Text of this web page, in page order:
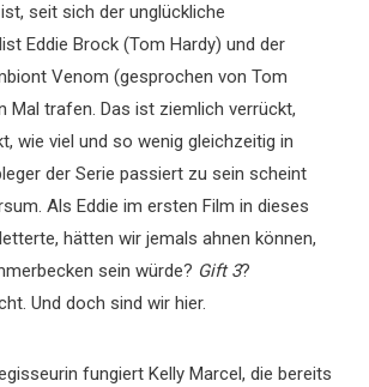
seit sich der unglückliche
Eddie Brock (Tom Hardy) und der
Venom (gesprochen von Tom
Mal trafen. Das ist ziemlich verrückt,
wie viel und so wenig gleichzeitig in
der Serie passiert zu sein scheint
Als Eddie im ersten Film in dieses
hätten wir jemals ahnen können,
sein würde? Gift 3?
Und doch sind wir hier.
fungiert Kelly Marcel, die bereits